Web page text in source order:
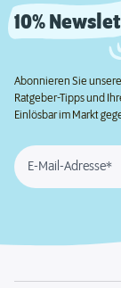
10%
Abonnieren Sie
Ratgeber-Tipps und
Einlösbar im Markt
E-Mail-Adresse*